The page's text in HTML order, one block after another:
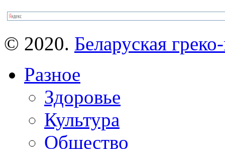
© 2020. Беларуская
Разное
Здоровье
Культура
Общество